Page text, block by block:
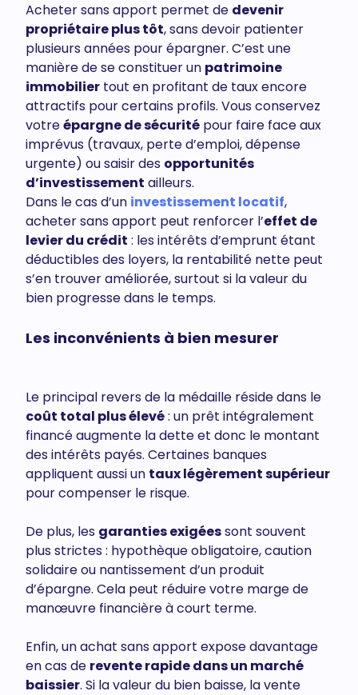
Acheter sans apport permet de devenir
propriétaire plus tôt, sans devoir patienter
plusieurs années pour épargner. C’est une
manière de se constituer un patrimoine
immobilier tout en profitant de taux encore
attractifs pour certains profils. Vous conservez
votreépargne de sécurité pour faire face aux
imprévus (travaux, perte d’emploi, dépense
urgente) ou saisir des opportunités
d’investissement ailleurs.
Dans le cas d’un investissement locatif,
acheter sans apport peut renforcer l’effet de
levier du crédit : les intérêts d’emprunt étant
déductibles des loyers, la rentabilité nette peut
s’en trouver améliorée, surtout si la valeur du
bien progresse dans le temps.
Les inconvénients à bien mesurer
Le principal revers de la médaille réside dans le
coût total plus élevé: un prêt intégralement
financé augmente la dette et donc le montant
des intérêts payés. Certaines banques
appliquent aussi un taux légèrement supérieur
pour compenser le risque.
De plus, les garanties exigéessont souvent
plus strictes : hypothèque obligatoire, caution
solidaire ou nantissement d’un produit
d’épargne. Cela peut réduire votre marge de
manœuvre financière à court terme.
Enfin, un achat sans apport expose davantage
en cas de revente rapide dans un marché
baissier. Si la valeur du bien baisse, la vente